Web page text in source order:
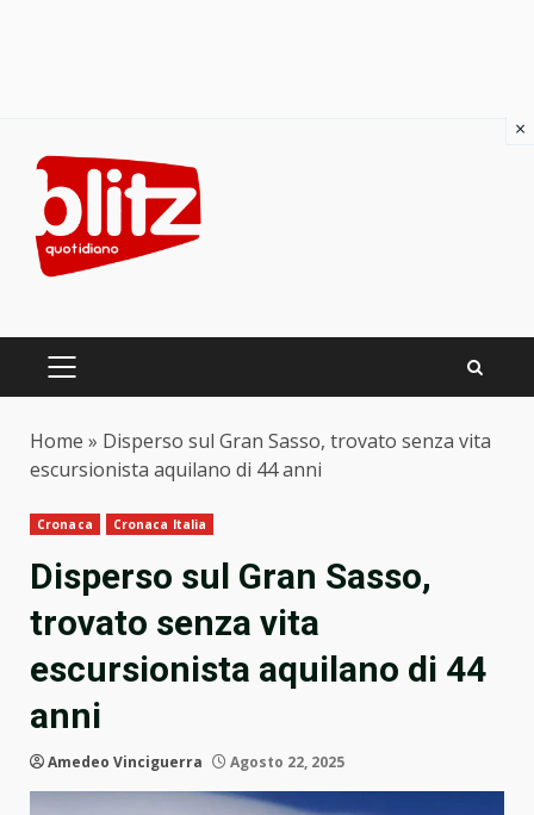
content
PRIMARY
Home » Disperso sul Gran Sasso, trovato senza vita
escursionista aquilano di 44 anni
Cronaca Cronaca Italia
Disperso sul Gran Sasso,
trovato senza vita
escursionista aquilano di 44
anni
Amedeo Vinciguerra Agosto 22, 2025
×